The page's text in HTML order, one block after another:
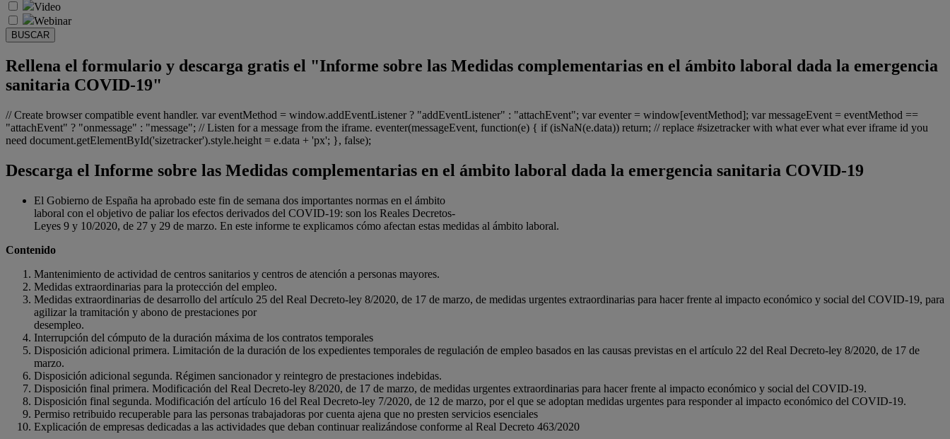
Video
Webinar
BUSCAR
Rellena el formulario y descarga gratis el "Informe sobre las Medidas complementarias en el ámbito laboral dada la emergencia
sanitaria COVID-19"
// Create browser compatible event handler. var eventMethod = window.addEventListener ? "addEventListener" : "attachEvent"; var eventer = window[eventMethod]; var messageEvent = eventMethod ==
"attachEvent" ? "onmessage" : "message"; // Listen for a message from the iframe. eventer(messageEvent, function(e) { if (isNaN(e.data)) return; // replace #sizetracker with what ever what ever iframe id you
need document.getElementById('sizetracker').style.height = e.data + 'px'; }, false);
Descarga el Informe sobre las Medidas complementarias en el ámbito laboral dada la emergencia sanitaria COVID-19
El Gobierno de España ha aprobado este fin de semana dos importantes normas en el ámbito
laboral con el objetivo de paliar los efectos derivados del COVID-19: son los Reales Decretos-
Leyes 9 y 10/2020, de 27 y 29 de marzo. En este informe te explicamos cómo afectan estas medidas al ámbito laboral.
Contenido
Mantenimiento de actividad de centros sanitarios y centros de atención a personas mayores.
Medidas extraordinarias para la protección del empleo.
Medidas extraordinarias de desarrollo del artículo 25 del Real Decreto-ley 8/2020, de 17 de marzo, de medidas urgentes extraordinarias para hacer frente al impacto económico y social del COVID-19, para
agilizar la tramitación y abono de prestaciones por
desempleo.
Interrupción del cómputo de la duración máxima de los contratos temporales
Disposición adicional primera. Limitación de la duración de los expedientes temporales de regulación de empleo basados en las causas previstas en el artículo 22 del Real Decreto-ley 8/2020, de 17 de
marzo.
Disposición adicional segunda. Régimen sancionador y reintegro de prestaciones indebidas.
Disposición final primera. Modificación del Real Decreto-ley 8/2020, de 17 de marzo, de medidas urgentes extraordinarias para hacer frente al impacto económico y social del COVID-19.
Disposición final segunda. Modificación del artículo 16 del Real Decreto-ley 7/2020, de 12 de marzo, por el que se adoptan medidas urgentes para responder al impacto económico del COVID-19.
Permiso retribuido recuperable para las personas trabajadoras por cuenta ajena que no presten servicios esenciales
Explicación de empresas dedicadas a las actividades que deban continuar realizándose conforme al Real Decreto 463/2020